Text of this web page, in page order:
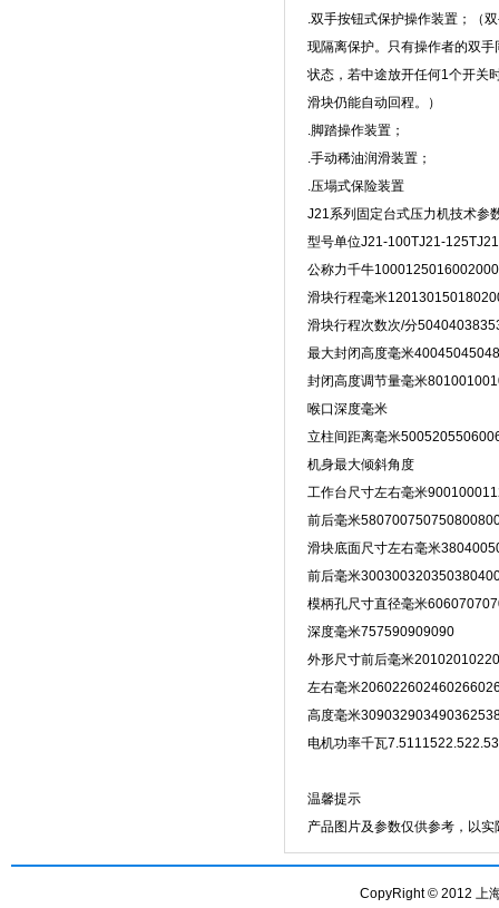
.双手按钮式保护操作装置；（
现隔离保护。只有操作者的双
状态，若中途放开任何1个开关
滑块仍能自动回程。）
.脚踏操作装置；
.手动稀油润滑装置；
.压塌式保险装置
J21系列固定台式压力机技术参
型号单位J21-100TJ21-
公称力千牛
滑块行程毫米
滑块行程次数次/分
最大封闭高度毫米
封闭高度调节量毫米
喉口深度毫米
立柱间距离毫米
机身最大倾斜角度
工作台尺寸左右毫米
前后毫米
滑块底面尺寸左右毫米
前后毫米
模柄孔尺寸直径毫米
深度毫米757590909090
外形尺寸前后毫米
左右毫米
高度毫米
电机功率千瓦
温馨提示
产品图片及参数仅供参考，以实
CopyRight © 2012 上